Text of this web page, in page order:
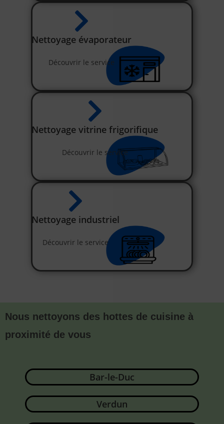
Nettoyage évaporateur
Découvrir le service
Nettoyage vitrine frigorifique
Découvrir le service
Nettoyage industriel
Découvrir le service
Nous nettoyons des hottes de cuisine à
proximité de vous
Bar-le-Duc
Verdun